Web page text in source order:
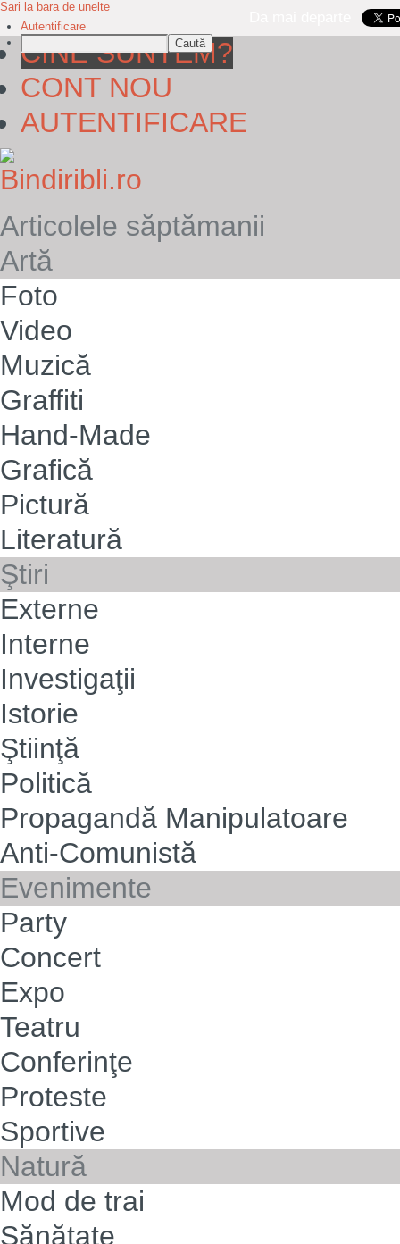
CINE SUNTEM?
CONT NOU
AUTENTIFICARE
Articolele săptămanii
Artă
Foto
Video
Muzică
Graffiti
Hand-Made
Grafică
Pictură
Literatură
Ştiri
Externe
Interne
Investigaţii
Istorie
Ştiinţă
Politică
Propagandă Manipulatoare
Anti-Comunistă
Evenimente
Party
Concert
Expo
Teatru
Conferinţe
Proteste
Sportive
Natură
Mod de trai
Sănătate
Sari la bara de unelte
Autentificare
Caută